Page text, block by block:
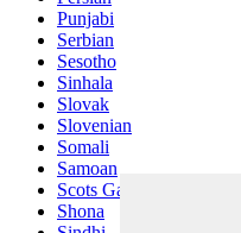
Punjabi
Serbian
Sesotho
Sinhala
Slovak
Slovenian
Somali
Samoan
Scots Gaelic
Shona